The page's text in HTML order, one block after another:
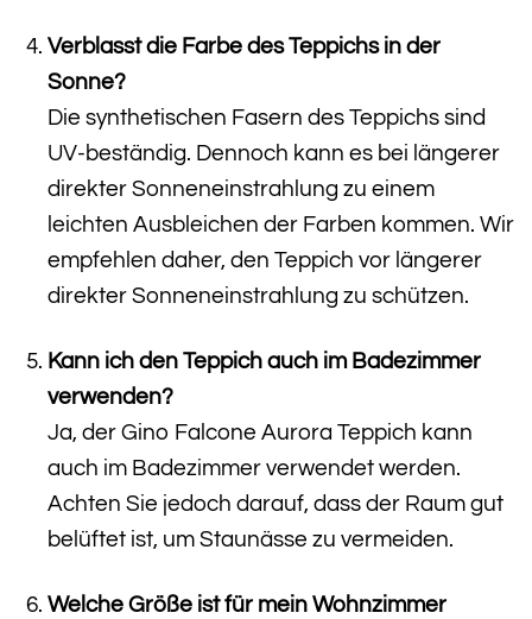
Verblasst die Farbe des Teppichs in der
Sonne?
Die synthetischen Fasern des Teppichs sind
UV-beständig. Dennoch kann es bei längerer
direkter Sonneneinstrahlung zu einem
leichten Ausbleichen der Farben kommen. Wir
empfehlen daher, den Teppich vor längerer
direkter Sonneneinstrahlung zu schützen.
Kann ich den Teppich auch im Badezimmer
verwenden?
Ja, der Gino Falcone Aurora Teppich kann
auch im Badezimmer verwendet werden.
Achten Sie jedoch darauf, dass der Raum gut
belüftet ist, um Staunässe zu vermeiden.
Welche Größe ist für mein Wohnzimmer